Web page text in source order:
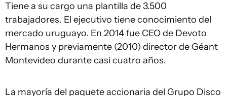
Tiene a su cargo una plantilla de 3.500
trabajadores. El ejecutivo tiene conocimiento del
mercado uruguayo. En 2014 fue CEO de Devoto
Hermanos y previamente (2010) director de Géant
Montevideo durante casi cuatro años.
La mayoría del paquete accionaria del Grupo Disco